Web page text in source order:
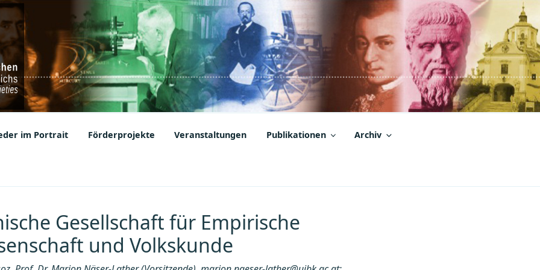
Societies
im Portrait Förderprojekte Veranstaltungen Publikationen Archiv
Gesellschaft für Empirische
und Volkskunde